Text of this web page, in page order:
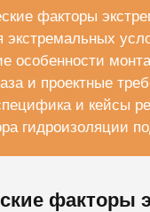
факторы
особенности
и проектные
и кейсы
гидроизоляции
факторы